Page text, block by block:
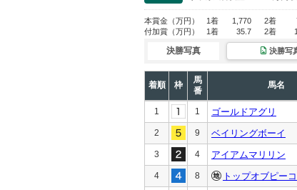
本賞金 （万円） 1着 1,770 2着
付加賞 （万円） 1着 35.7 2着
決勝写真 決勝写
着順 枠
馬
番
馬名
1 1 ゴールドアグリ
2 9 ベイリングボーイ
3 4 アイアムマリリン
4 8 トップオブピー